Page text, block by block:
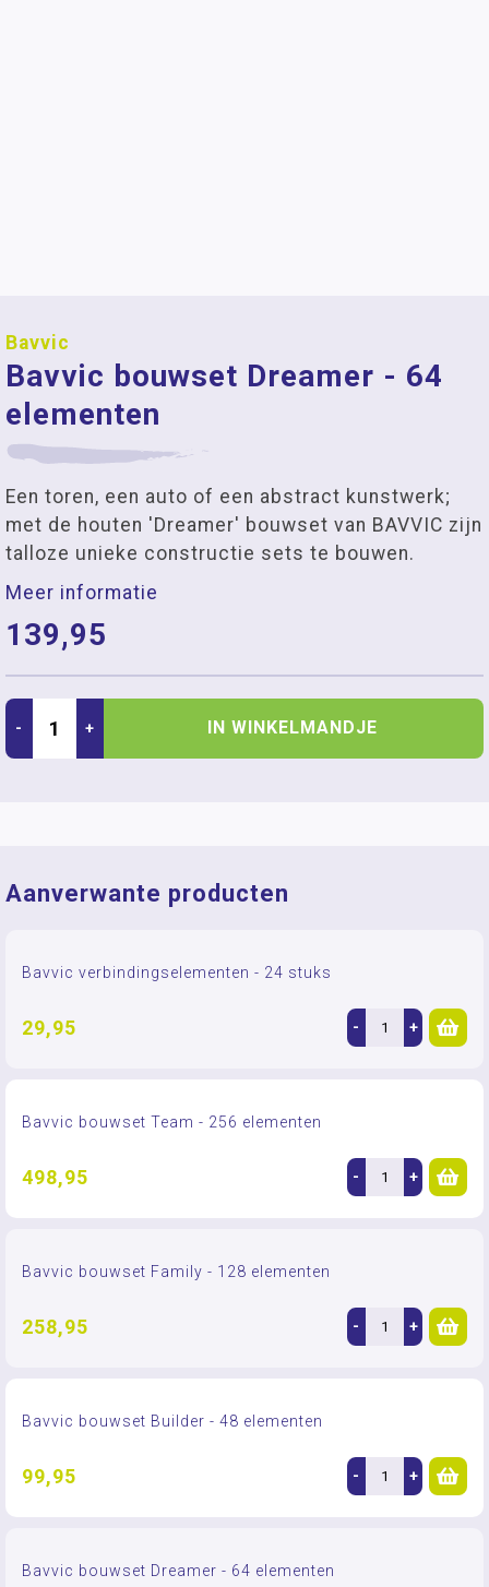
Bavvic
Bavvic bouwset Dreamer - 64
elementen
Een toren, een auto of een abstract kunstwerk;
met de houten 'Dreamer' bouwset van BAVVIC zijn
talloze unieke constructie sets te bouwen.
Meer informatie
139,95
- + IN WINKELMANDJE
Aanverwante producten
Bavvic verbindingselementen - 24 stuks
29,95 - +
Bavvic bouwset Team - 256 elementen
498,95 - +
Bavvic bouwset Family - 128 elementen
258,95 - +
Bavvic bouwset Builder - 48 elementen
99,95 - +
Bavvic bouwset Dreamer - 64 elementen